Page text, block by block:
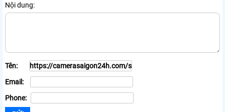
Nội dung:
Tên:
Email:
Phone: